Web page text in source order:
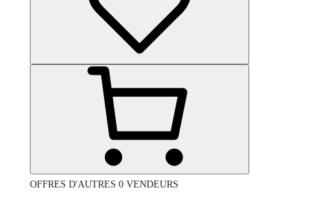
OFFRES D'AUTRES 0 VENDEURS